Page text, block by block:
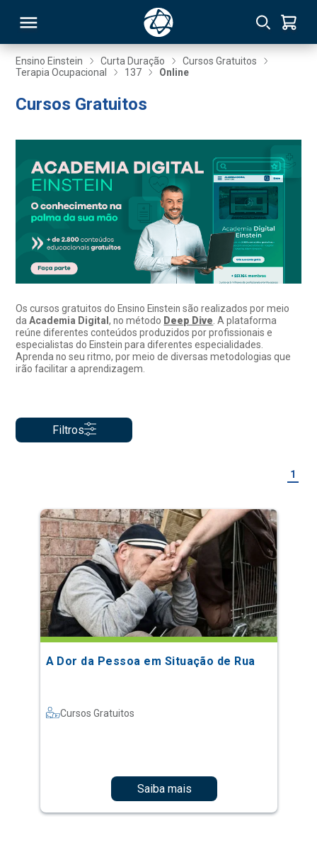
Ensino Einstein Curta Duração
Cursos Gratuitos
Terapia Ocupacional
137 Online
Cursos Gratuitos
Os cursos gratuitos do Ensino Einstein são realizados por meio
daAcademia Digital, no método Deep Dive. A plataforma
reúne diferentes conteúdos produzidos por profissionais e
especialistas do Einstein para diferentes especialidades.
Aprenda no seu ritmo, por meio de diversas metodologias que
irão facilitar a aprendizagem.
Filtros
1
A Dor da Pessoa em Situação de Rua
Cursos Gratuitos
Saiba mais